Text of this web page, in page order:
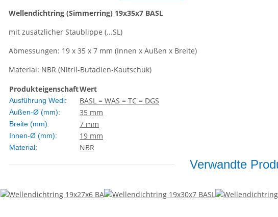
Wellendichtring (Simmerring) 19x35x7 BASL
mit zusätzlicher Staublippe (...SL)
Abmessungen: 19 x 35 x 7 mm (Innen x Außen x Breite)
Material: NBR (Nitril-Butadien-Kautschuk)
ProdukteigenschaftWert
Ausführung Wedi: BASL = WAS = TC = DGS
Außen-Ø (mm): 35 mm
Breite (mm): 7 mm
Innen-Ø (mm): 19 mm
Material: NBR
Verwandte